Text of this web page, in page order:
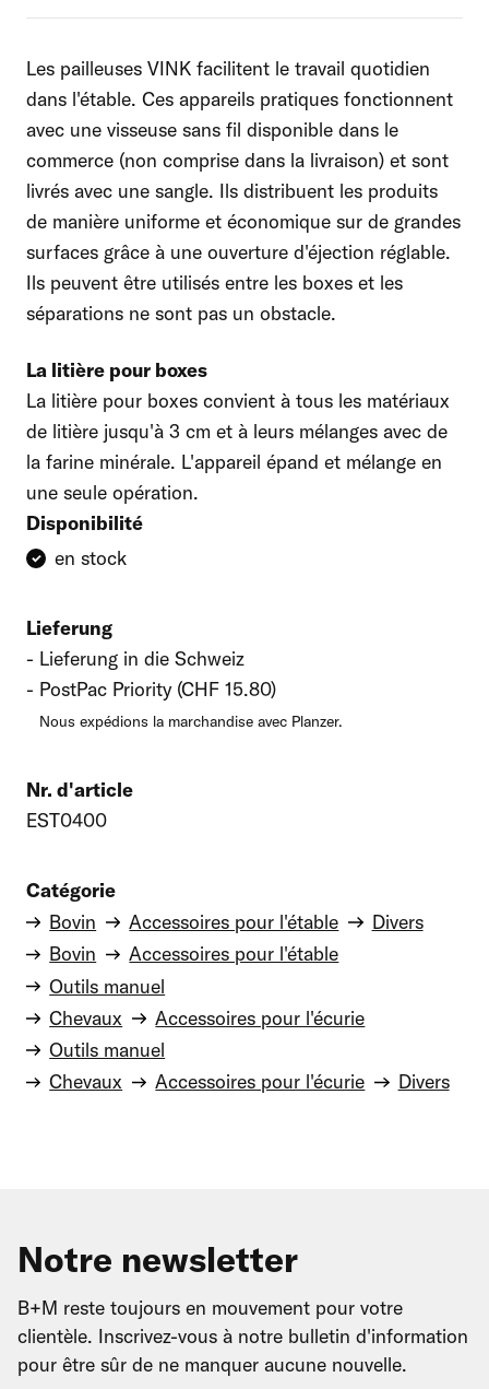
Les pailleuses VINK facilitent le travail quotidien
dans l'étable. Ces appareils pratiques fonctionnent
avec une visseuse sans fil disponible dans le
commerce (non comprise dans la livraison) et sont
livrés avec une sangle. Ils distribuent les produits
de manière uniforme et économique sur de grandes
surfaces grâce à une ouverture d'éjection réglable.
Ils peuvent être utilisés entre les boxes et les
séparations ne sont pas un obstacle.
La litière pour boxes
La litière pour boxes convient à tous les matériaux
de litière jusqu'à 3 cm et à leurs mélanges avec de
la farine minérale. L'appareil épand et mélange en
une seule opération.
Disponibilité
en stock
Lieferung
Lieferung in die Schweiz
PostPac Priority (CHF 15.80)
Nous expédions la marchandise avec Planzer.
Nr. d'article
EST0400
Catégorie
Bovin
Accessoires pour l'étable
Divers
Bovin
Accessoires pour l'étable
Outils manuel
Chevaux
Accessoires pour l'écurie
Outils manuel
Chevaux
Accessoires pour l'écurie Divers
Notre newsletter
B+M reste toujours en mouvement pour votre
clientèle. Inscrivez-vous à notre bulletin d'information
pour être sûr de ne manquer aucune nouvelle.